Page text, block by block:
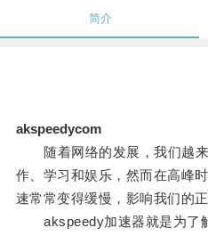
简介
akspeedycom
随着网络的发展，我们越来
作、学习和娱乐，然而在高峰
速常常变得缓慢，影响我们的正
akspeedy加速器就是为了